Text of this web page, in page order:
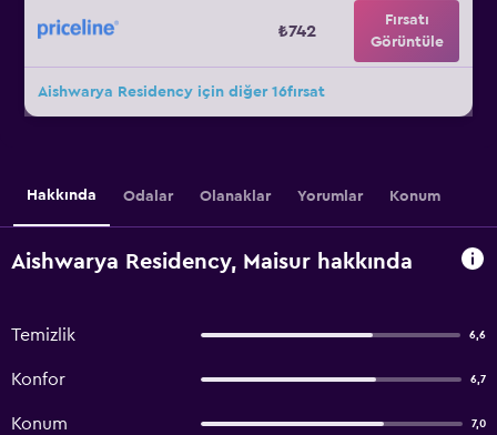
₺742
Fırsatı
Görüntüle
Aishwarya Residency için diğer 16fırsat
Hakkında Odalar Olanaklar Yorumlar Konum
Aishwarya Residency, Maisur hakkında
Temizlik 6,6
Konfor 6,7
Konum 7,0